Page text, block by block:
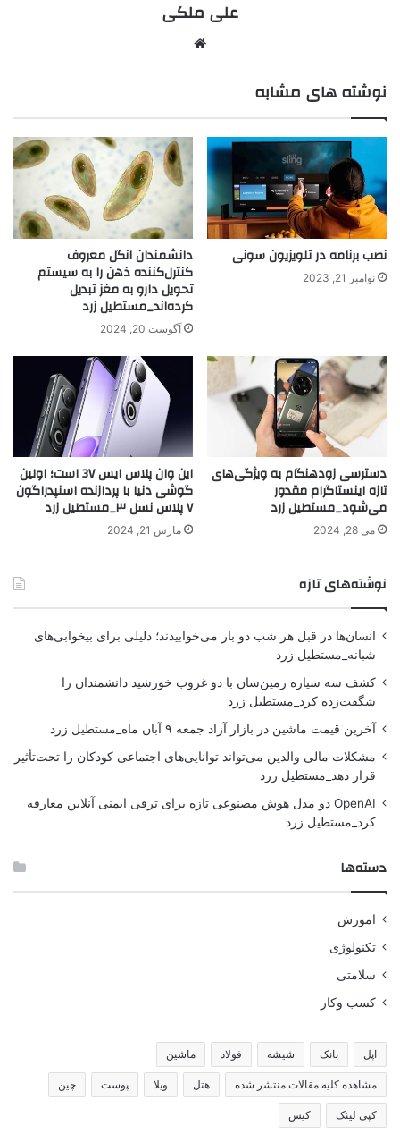
علی ملکی
نوشته های مشابه
نصب برنامه در تلویزیون سونی
نوامبر 21, 2023
دانشمندان انگل معروف
کنترل‌کننده ذهن را به سیستم
تحویل دارو به مغز تبدیل
کرده‌اند_مستطیل زرد
آگوست 20, 2024
دسترسی زودهنگام به ویژگی‌های
تازه اینستاگرام مقدور
می‌شود_مستطیل زرد
می 28, 2024
این وان پلاس ایس 3V است؛ اولین
گوشی دنیا با پردازنده اسنپدراگون
۷ پلاس نسل ۳_مستطیل زرد
مارس 21, 2024
نوشته‌های تازه
انسان‌ها در قبل هر شب دو بار می‌خوابیدند؛ دلیلی برای بیخوابی‌های
شبانه_مستطیل زرد
کشف سه سیاره زمین‌سان با دو غروب خورشید دانشمندان را
شگفت‌زده کرد_مستطیل زرد
آخرین قیمت ماشین در بازار آزاد جمعه ۹ آبان ماه_مستطیل زرد
مشکلات مالی والدین می‌تواند توانایی‌های اجتماعی کودکان را تحت‌تأثیر
قرار دهد_مستطیل زرد
OpenAI دو مدل هوش مصنوعی تازه برای ترقی ایمنی آنلاین معارفه
کرد_مستطیل زرد
دسته‌ها
اموزش
تکنولوژی
سلامتی
کسب وکار
اپل بانک شیشه فولاد ماشین
مشاهده کلیه مقالات منتشر شده هتل ویلا پوست چین
کپی لینک کیس